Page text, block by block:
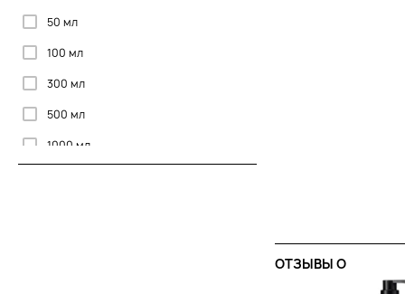
50 мл
100 мл
300 мл
500 мл
1000 мл
ОТЗЫВЫ O